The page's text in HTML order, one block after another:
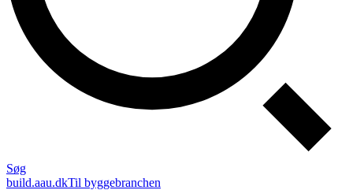
Søg
build.aau.dkTil byggebranchen